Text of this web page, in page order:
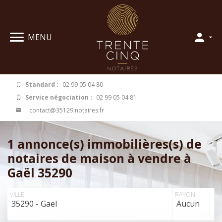
MENU
Standard : 02 99 05 04 80
Service négociation : 02 99 05 04 81
contact@35129.notaires.fr
1 annonce(s) immobilières(s) de
notaires de maison à vendre à
Gaël 35290
VILLE
35290 - Gaël
RAYON
Aucun
Panneau de gestion des cookies